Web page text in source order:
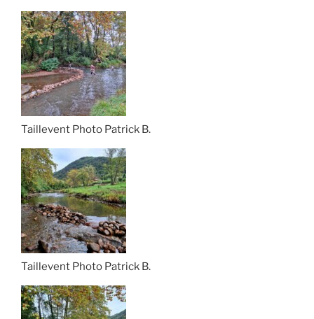
Taillevent Photo Patrick B.
Taillevent Photo Patrick B.